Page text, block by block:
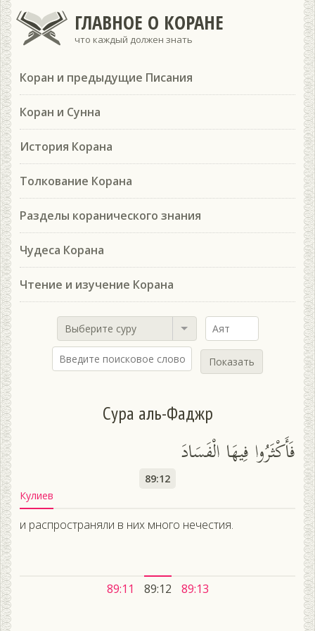
ГЛАВНОЕ О КОРАНЕ
что каждый должен знать
Коран и предыдущие Писания
Коран и Сунна
История Корана
Толкование Корана
Разделы коранического знания
Чудеса Корана
Чтение и изучение Корана
Выберите суру
Показать
Сура аль-Фаджр
فَأَكْثَرُوا فِيهَا الْفَسَادَ
89:12
Кулиев
и распространяли в них много нечестия.
89:11 89:12 89:13